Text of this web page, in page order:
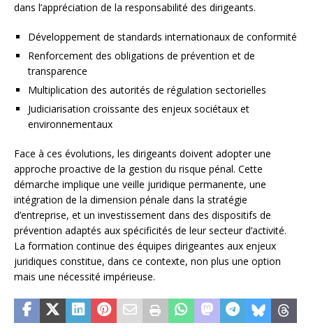
dans l’appréciation de la responsabilité des dirigeants.
Développement de standards internationaux de conformité
Renforcement des obligations de prévention et de
transparence
Multiplication des autorités de régulation sectorielles
Judiciarisation croissante des enjeux sociétaux et
environnementaux
Face à ces évolutions, les dirigeants doivent adopter une
approche proactive de la gestion du risque pénal. Cette
démarche implique une veille juridique permanente, une
intégration de la dimension pénale dans la stratégie
d’entreprise, et un investissement dans des dispositifs de
prévention adaptés aux spécificités de leur secteur d’activité.
La formation continue des équipes dirigeantes aux enjeux
juridiques constitue, dans ce contexte, non plus une option
mais une nécessité impérieuse.